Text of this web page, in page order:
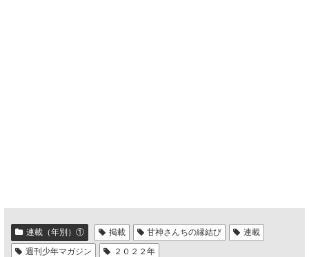
連載（年別）① 掲載 甘神さんちの縁結び
連載
週刊少年マガジン
２０２２年